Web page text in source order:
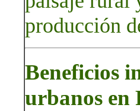
producción
Beneficios
urbanos en